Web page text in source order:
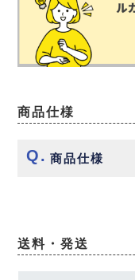
商品仕様
商品仕様
送料・発送